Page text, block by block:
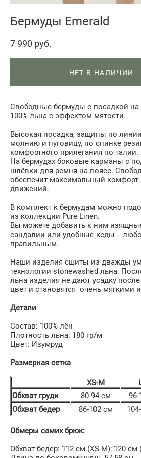
Бермуды Emerald
7 990 pуб.
НЕТ В НАЛИЧИИ
Свободные бермуды с посадкой на
100% льна с эффектом мятости.
Высокая посадка, защипы по
молнию и пуговицу, по спинке
комфортного прилегания по талии.
На бермудах боковые карманы с
шлёвки для ремня на поясе.
обеспечит максимальный комфорт
движений.
В комплект к бермудам можно
из коллекции Pure Linen.
Вы можете добавить к ним
сандалии или удобные кеды -
правильным.
Наши изделия сшиты из дважды
технологии stonewashed льна.
льна изделия не дают усадку
цвет и становятся очень мягкими
Детали
Состав: 100% лён
Плотность льна: 180 гр/м
Цвет: Изумруд
Размерная сетка
XS-M
Обхват груди
80-94 см
Обхват бедер
86-102 см
Обмеры самих брюк:
Обхват бедер: 112 см (XS-М); 120 cм